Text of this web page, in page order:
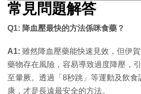
常見問題解答
Q1: 降血壓最快的方法係咪食藥？
A1: 雖然降血壓藥能快速見效，但伊
藥物存在風險，容易導致過度降壓，
至暈厥。透過「8秒跳」等運動及飲食
康，才是長遠最安全的方法。